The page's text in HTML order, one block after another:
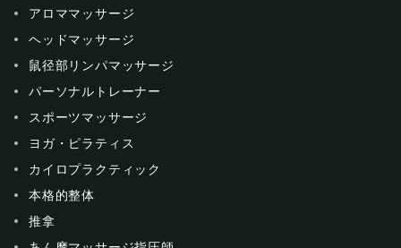
アロママッサージ
ヘッドマッサージ
鼠径部リンパマッサージ
パーソナルトレーナー
スポーツマッサージ
ヨガ・ピラティス
カイロプラクティック
本格的整体
推拿